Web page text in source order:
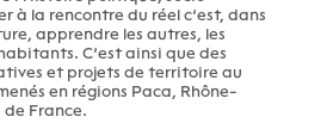
à la rencontre du réel c’est, dans
apprendre les autres, les
C’est ainsi que des
et projets de territoire au
en régions Paca, Rhône-
de France.